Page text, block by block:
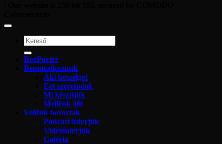
BorPortré
Bemutatkozunk
Aki beszélget
Ezt szeretnénk
Mi készítjük
Mellénk állt
Velünk boroztak
Podcast interjúk
Videóinterjúk
Galéria